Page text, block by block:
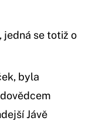
se totiž o
byla
Jávě